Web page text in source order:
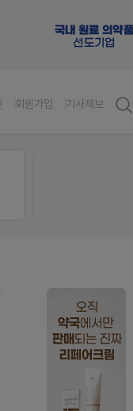
회원가입 기사제보